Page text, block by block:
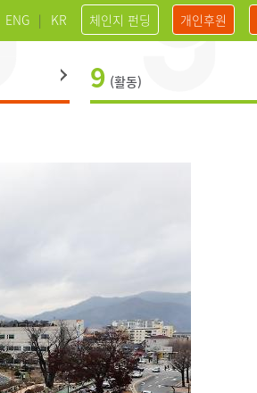
ENG | KR 체인지 펀딩 개인후원
9 (활동)